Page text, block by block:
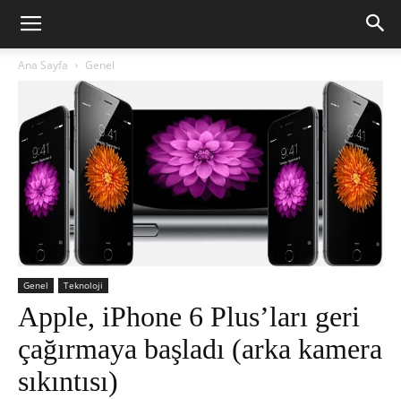
Ana Sayfa Genel
Genel Teknoloji
Apple, iPhone 6 Plus’ları geri
çağırmaya başladı (arka kamera
sıkıntısı)